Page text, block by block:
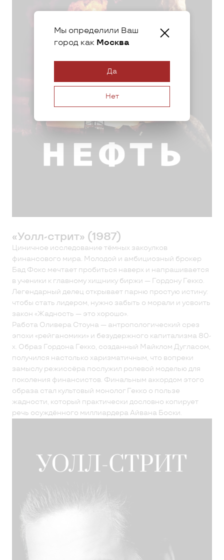
Мы определили Ваш
город как Москва
Да
Нет
«Уолл-стрит» (1987)
Циничное исследование тёмных закоулков
финансового мира. Молодой и амбициозный брокер
Бад Фокс мечтает пробиться наверх и напрашивается
в ученики к главному хищнику биржи — Гордону Гекко.
Легендарный делец открывает парню простую истину:
чтобы стать лидером, нужно забыть о морали и усвоить
закон «Жадность — это хорошо».
Работа Оливера Стоуна — антропологический срез
эпохи «рейганомики» и безудержного капитализма 80-
х. Образ Гордона Гекко, созданный Майклом Дугласом,
получился настолько харизматичным, что вопреки
замыслу режиссёра послужил ролевой моделью для
поколения финансистов. Финальным аккордом этого
образа стал культовый монолог Гекко о пользе
жадности, который практически дословно копирует
речь осуждённого миллиардера Айвана Боски.